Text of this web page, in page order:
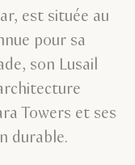
est située au
pour sa
son Lusail
Towers et ses
durable.